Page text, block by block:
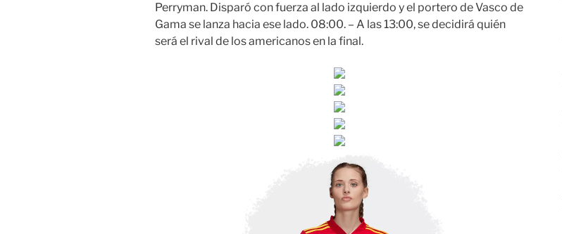
Perryman. Disparó con fuerza al lado izquierdo y el portero de Vasco de
Gama se lanza hacia ese lado. 08:00. – A las 13:00, se decidirá quién
será el rival de los americanos en la final.